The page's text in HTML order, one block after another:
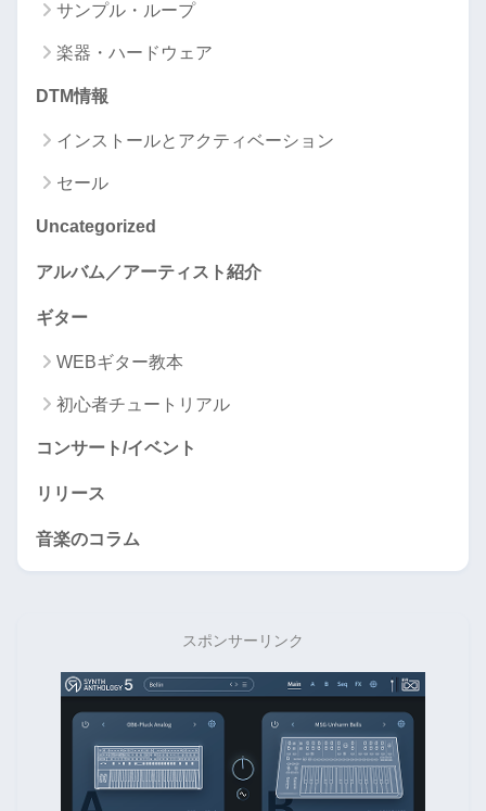
サンプル・ループ
楽器・ハードウェア
DTM情報
インストールとアクティベーション
セール
Uncategorized
アルバム／アーティスト紹介
ギター
WEBギター教本
初心者チュートリアル
コンサート/イベント
リリース
音楽のコラム
スポンサーリンク